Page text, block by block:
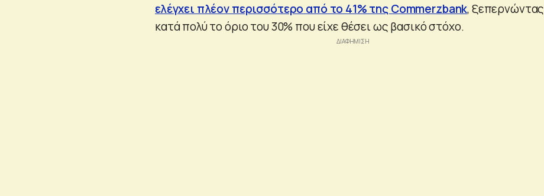
ελέγχει πλέον περισσότερο από το 41% της Commerzbank, ξεπερνώντας
κατά πολύ το όριο του 30% που είχε θέσει ως βασικό στόχο.